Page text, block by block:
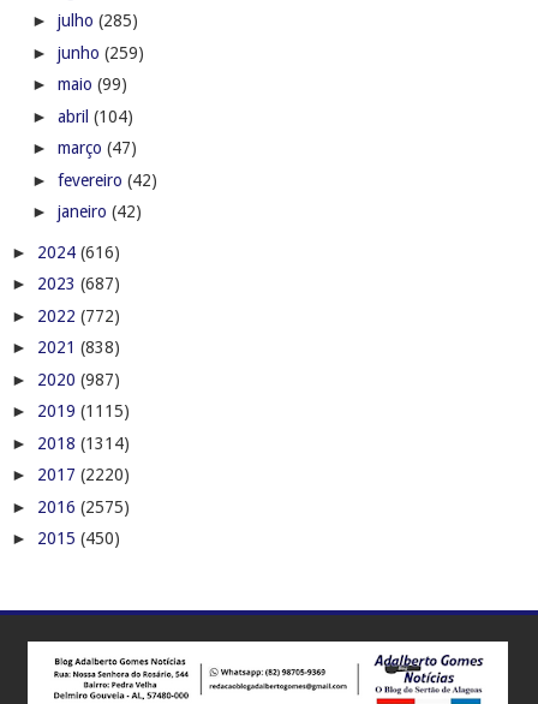
► julho (285)
► junho (259)
► maio (99)
► abril (104)
► março (47)
► fevereiro (42)
► janeiro (42)
► 2024 (616)
► 2023 (687)
► 2022 (772)
► 2021 (838)
► 2020 (987)
► 2019 (1115)
► 2018 (1314)
► 2017 (2220)
► 2016 (2575)
► 2015 (450)